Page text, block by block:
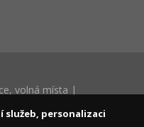
služeb, personalizaci